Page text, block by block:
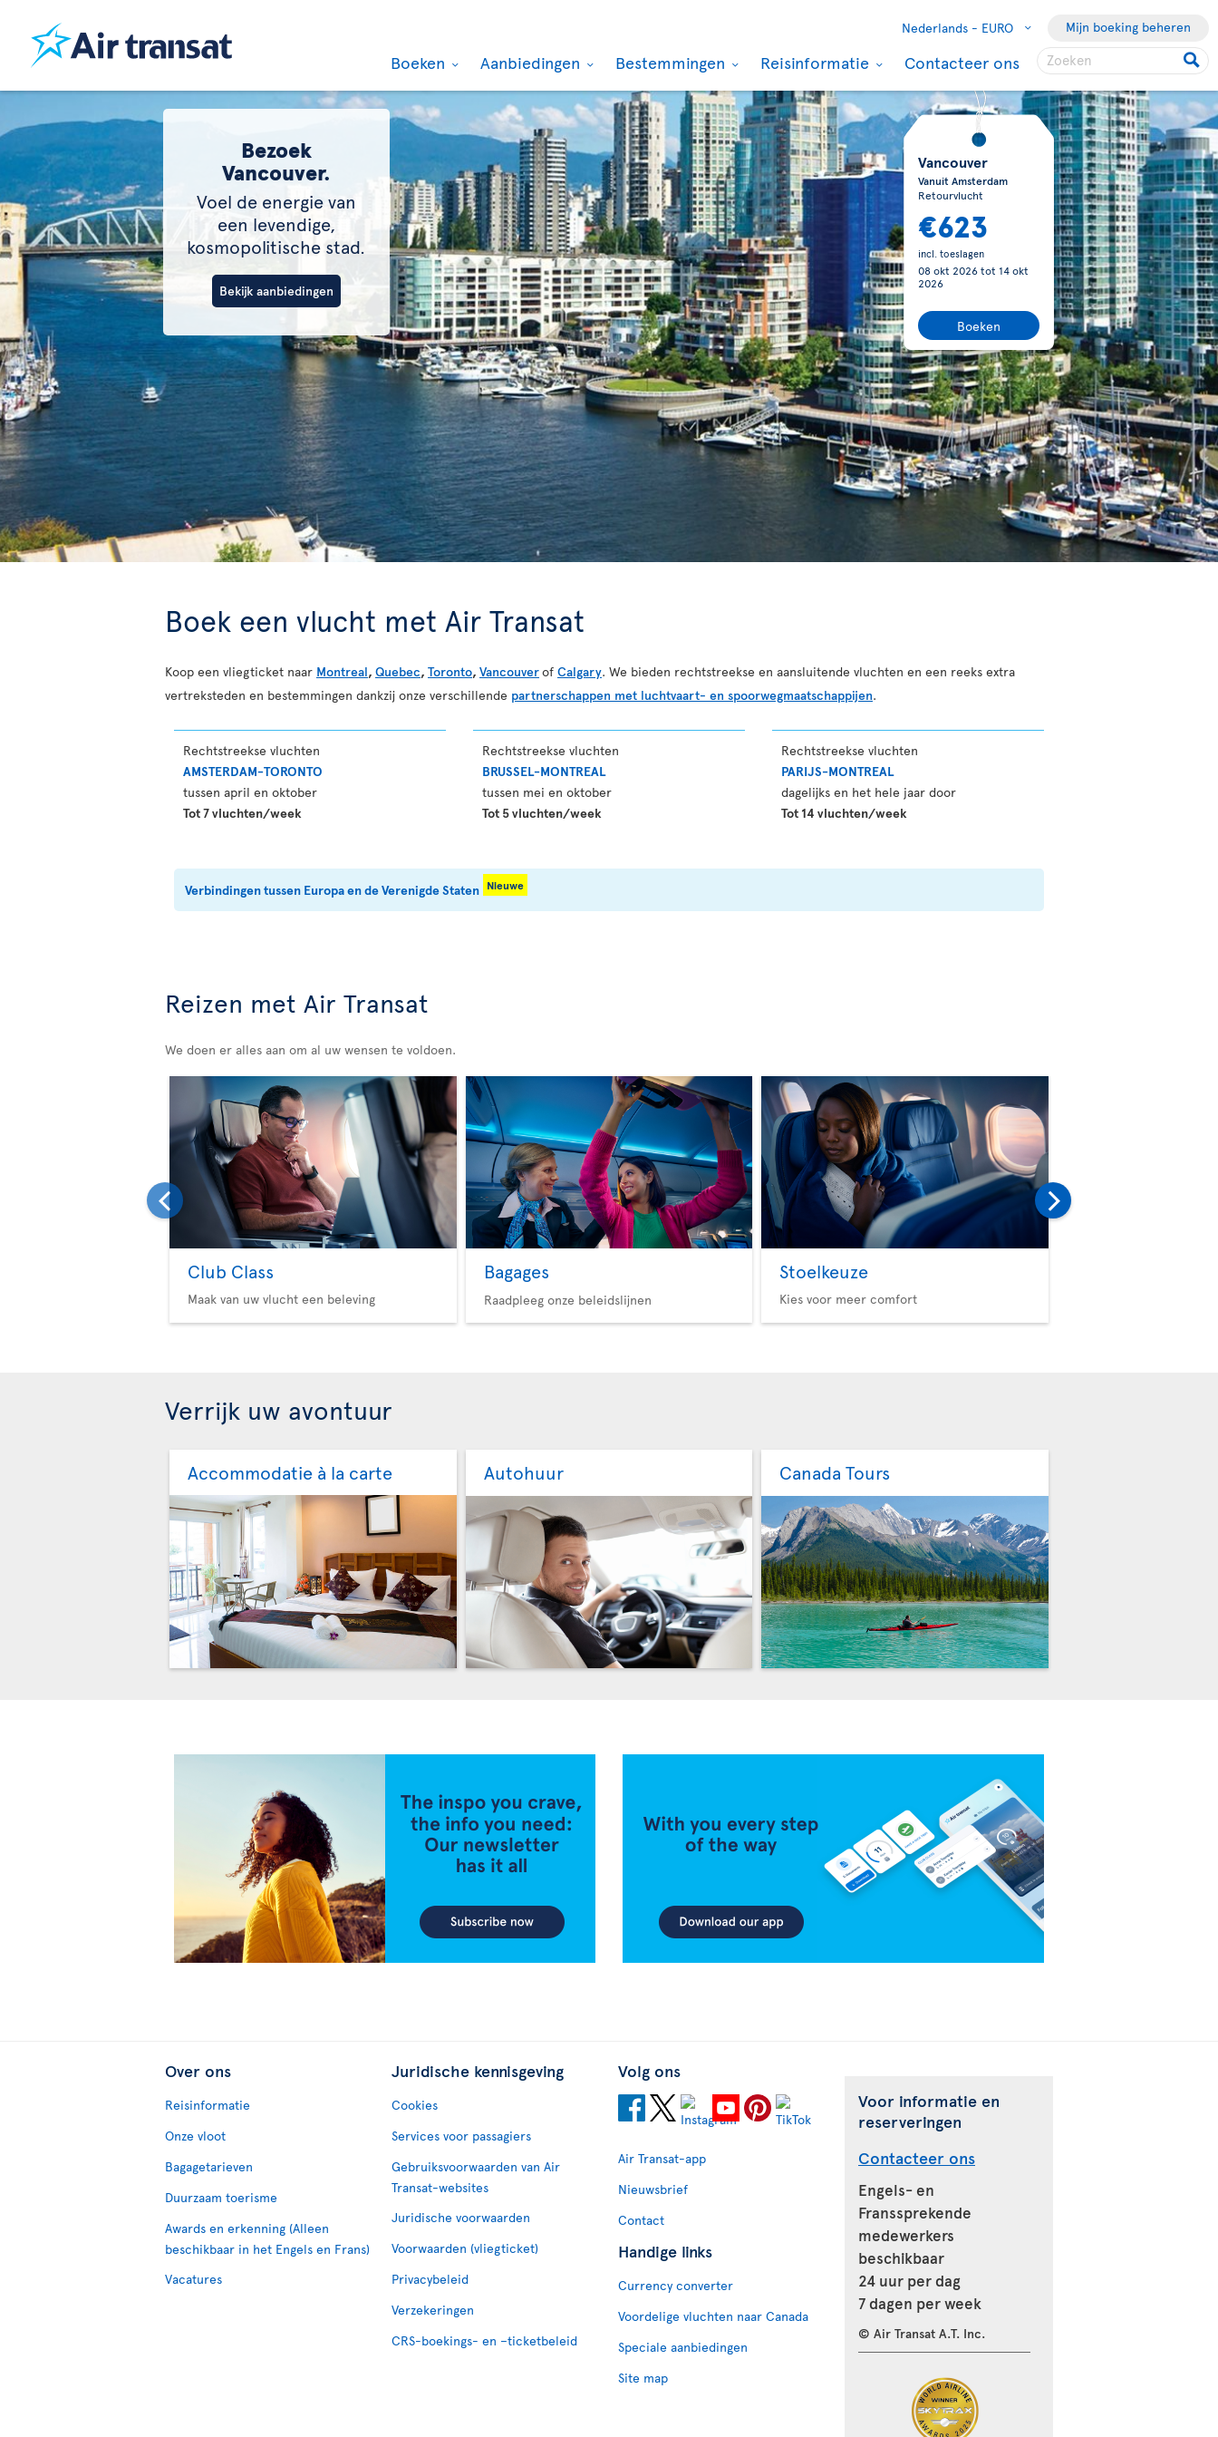
Nederlands - EURO Mijn boeking beheren
Boeken Aanbiedingen Bestemmingen Reisinformatie Contacteer ons
Bezoek
Vancouver.
Voel de energie van
een levendige,
kosmopolitische stad.
Bekijk aanbiedingen
Vancouver
Vanuit Amsterdam
Retourvlucht
€623
incl. toeslagen
08 okt 2026tot 14 okt
2026
Boeken
Boek een vlucht met Air Transat
Koop een vliegticket naar Montreal, Quebec, Toronto, Vancouverof Calgary. We bieden rechtstreekse en aansluitende vluchten en een reeks extra
vertreksteden en bestemmingen dankzij onze verschillende partnerschappen met luchtvaart- en spoorwegmaatschappijen.
Rechtstreekse vluchten
AMSTERDAM-TORONTO
tussen april en oktober
Tot 7 vluchten/week
Rechtstreekse vluchten
BRUSSEL-MONTREAL
tussen mei en oktober
Tot 5 vluchten/week
Rechtstreekse vluchten
PARIJS-MONTREAL
dagelijks en het hele jaar door
Tot 14 vluchten/week
Verbindingen tussen Europa en de Verenigde Staten Nieuwe
Reizen met Air Transat
We doen er alles aan om al uw wensen te voldoen.
Club Class
Maak van uw vlucht een beleving
Bagages
Raadpleeg onze beleidslijnen
Stoelkeuze
Kies voor meer comfort
Verrijk uw avontuur
Accommodatie à la carte Autohuur Canada Tours
Over ons
Reisinformatie
Onze vloot
Bagagetarieven
Duurzaam toerisme
Awards en erkenning (Alleen
beschikbaar in het Engels en Frans)
Vacatures
Juridische kennisgeving
Cookies
Services voor passagiers
Gebruiksvoorwaarden van Air
Transat-websites
Juridische voorwaarden
Voorwaarden (vliegticket)
Privacybeleid
Verzekeringen
CRS-boekings- en –ticketbeleid
Volg ons
Air Transat-app
Nieuwsbrief
Contact
Handige links
Currency converter
Voordelige vluchten naar Canada
Speciale aanbiedingen
Site map
Voor informatie en
reserveringen
Contacteer ons
Engels- en
Franssprekende
medewerkers
beschikbaar
24 uur per dag
7 dagen per week
© Air Transat A.T. Inc.